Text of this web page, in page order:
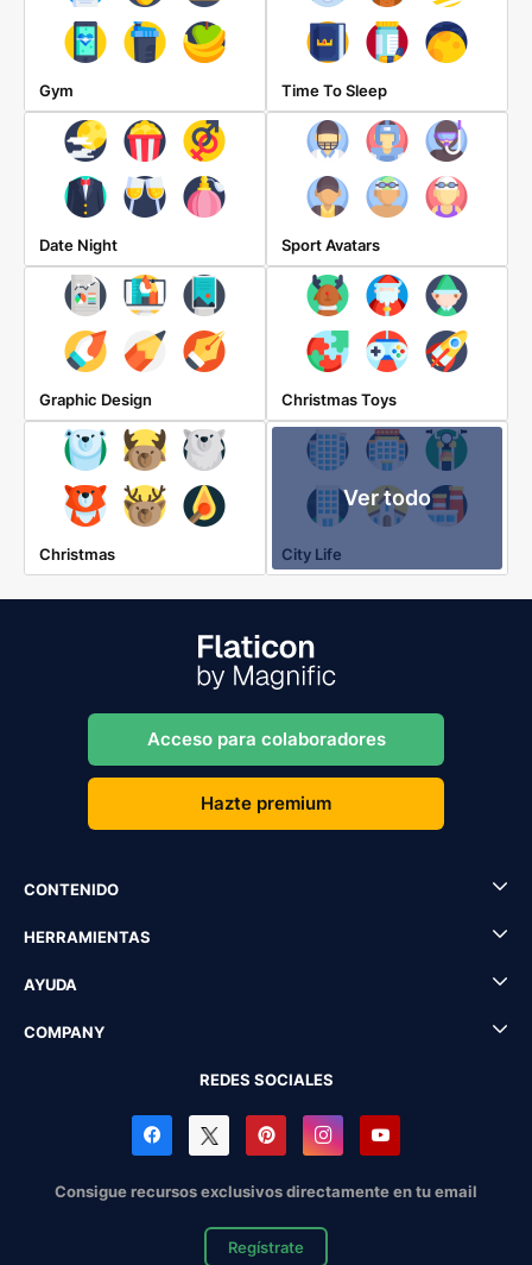
Gym Time To Sleep
Date Night Sport Avatars
Graphic Design Christmas Toys
Christmas
Ver todo
City Life
Acceso para colaboradores
Hazte premium
CONTENIDO
HERRAMIENTAS
AYUDA
COMPANY
REDES SOCIALES
Consigue recursos exclusivos directamente en tu email
Regístrate